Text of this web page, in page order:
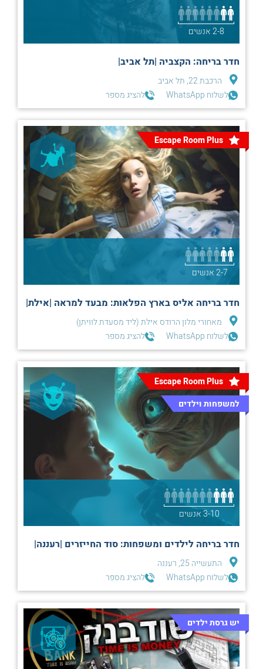
2-8 אנשים
חדר בריחה: הקצביה |תל אביב|
הרכבת 22, תל אביב
לשלוח WhatsApp
להציג מספר
Escape Room Plus
2-7 אנשים
חדר בריחה אליס בארץ הפלאות: מבעד למראה |אילת|
מאחורי מלון הרודס אילת (ליד מסעדת לוויתן)
לשלוח WhatsApp
להציג מספר
Escape Room Plus
למשפחות וילדים
3-10 אנשים
חדר בריחה לילדים ומשפחות: סוד החייזרים |רעננה|
התעשייה 25, רעננה
לשלוח WhatsApp
להציג מספר
יש גרסת ילדים